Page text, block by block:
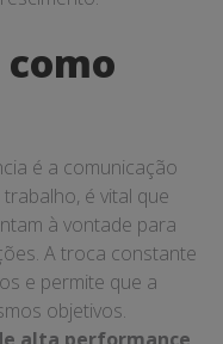
é a comunicação
é vital que
à vontade para
A troca constante
e permite que a
objetivos.